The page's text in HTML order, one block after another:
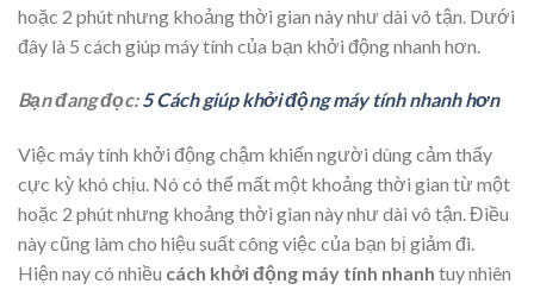
hoặc 2 phút nhưng khoảng thời gian này như dài vô tận. Dưới
đây là 5 cách giúp máy tính của bạn khởi động nhanh hơn.
Bạn đang đọc:5 Cách giúp khởi động máy tính nhanh hơn
Việc máy tính khởi động chậm khiến người dùng cảm thấy
cực kỳ khó chịu. Nó có thể mất một khoảng thời gian từ một
hoặc 2 phút nhưng khoảng thời gian này như dài vô tận. Điều
này cũng làm cho hiệu suất công việc của bạn bị giảm đi.
Hiện nay có nhiều cách khởi động máy tính nhanh tuy nhiên